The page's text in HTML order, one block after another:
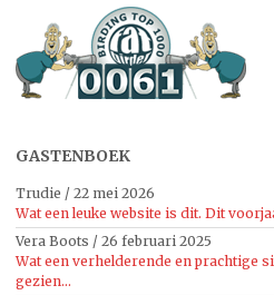
GASTENBOEK
Trudie / 22 mei 2026
Wat een leuke website is dit. Dit
Vera Boots / 26 februari 2025
Wat een verhelderende en prachtige
gezien...